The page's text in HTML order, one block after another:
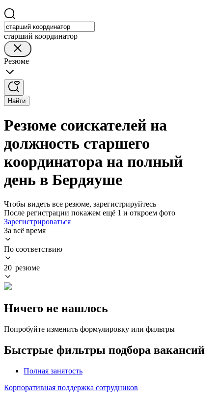
старший координатор
Резюме
Найти
Резюме соискателей на
должность старшего
координатора на полный
день в Бердяуше
Чтобы видеть все резюме, зарегистрируйтесь
После регистрации покажем ещё 1 и откроем фото
Зарегистрироваться
За всё время
По соответствию
20 резюме
Ничего не нашлось
Попробуйте изменить формулировку или фильтры
Быстрые фильтры подбора вакансий
Полная занятость
Корпоративная поддержка сотрудников